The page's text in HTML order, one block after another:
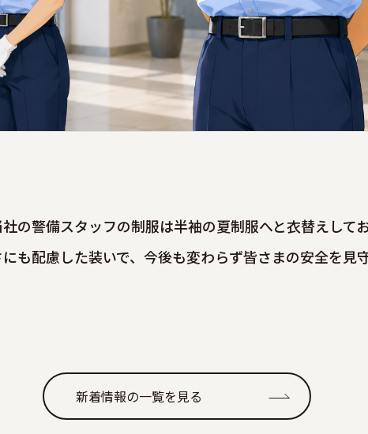
の警備スタッフの制服は半袖の夏制服へと衣替えして
も配慮した装いで、今後も変わらず皆さまの安全を見守
新着情報の一覧を見る